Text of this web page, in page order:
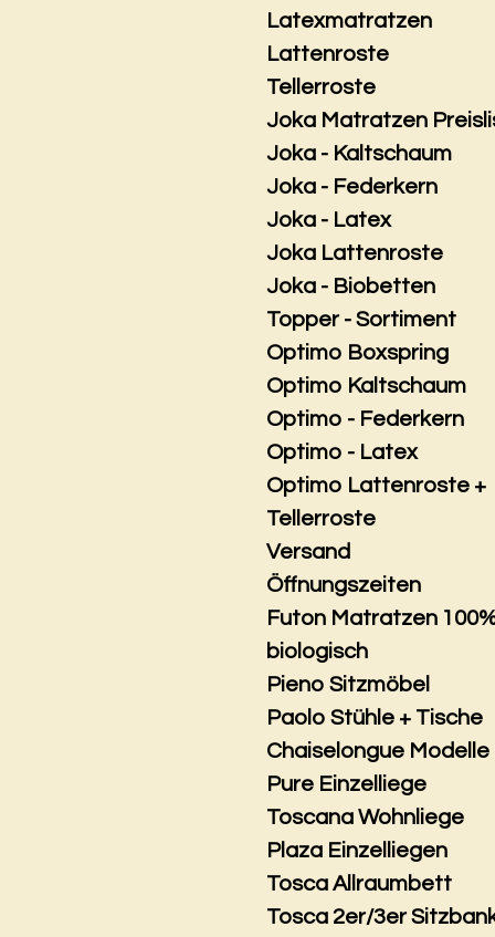
Latexmatratzen
Lattenroste
Tellerroste
Joka Matratzen
Joka - Kaltschaum
Joka - Federkern
Joka - Latex
Joka Lattenroste
Joka - Biobetten
Topper - Sortiment
Optimo Boxspring
Optimo Kaltschaum
Optimo - Federkern
Optimo - Latex
Optimo Lattenroste +
Tellerroste
Versand
Öffnungszeiten
Futon Matratzen
biologisch
Pieno Sitzmöbel
Paolo Stühle + Tische
Chaiselongue Modelle
Pure Einzelliege
Toscana Wohnliege
Plaza Einzelliegen
Tosca Allraumbett
Tosca 2er/3er